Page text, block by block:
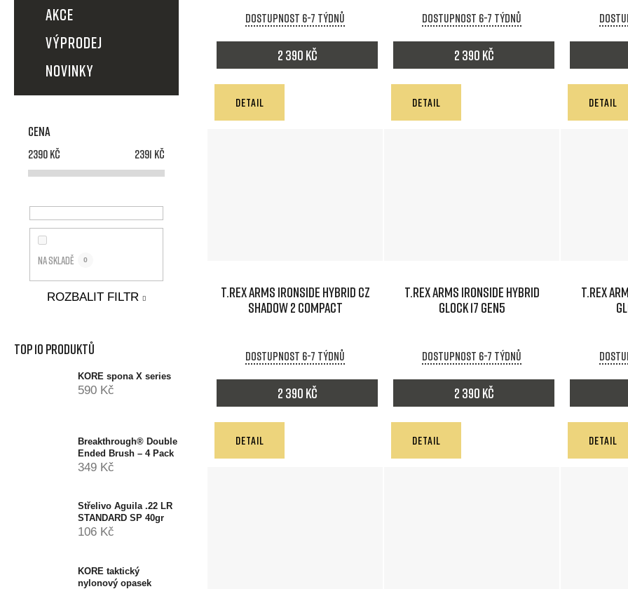
AKCE
VÝPRODEJ
NOVINKY
Cena
2390Kč 2391 Kč
Na skladě 0
ROZBALIT FILTR
Top 10 produktů
KORE spona X series
590 Kč
Breakthrough® Double
Ended Brush – 4 Pack
349 Kč
Střelivo Aguila .22 LR
STANDARD SP 40gr
106 Kč
KORE taktický
nylonový opasek
d
u
k
Dostupnost 6-7 týdnů
2 390 Kč
DETAIL
Dostupnost 6-7 týdnů
2 390 Kč
DETAIL DETAIL
T.REX ARMS IRONSIDE HYBRID CZ
SHADOW 2 COMPACT
Dostupnost 6-7 týdnů
2 390 Kč
DETAIL
T.REX ARMS IRONSIDE HYBRID
GLOCK 17 GEN5
Dostupnost 6-7 týdnů
2 390 Kč
DETAIL
T.REX
DETAIL